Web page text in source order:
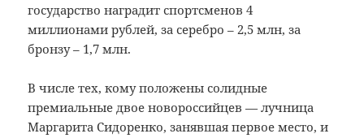
государство наградит спортсменов 4
миллионами рублей, за серебро – 2,5 млн, за
бронзу – 1,7 млн.
В числе тех, кому положены солидные
премиальные двое новороссийцев — лучница
Маргарита Сидоренко, занявшая первое место, и